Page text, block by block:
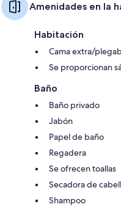
Amenidades en la
Habitación
Cama extra/
Se proporcionan
Baño
Baño privado
Jabón
Papel de baño
Regadera
Se ofrecen toallas
Secadora de
Shampoo